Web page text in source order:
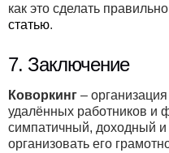
как это сделать
статью.
7. Заключение
Коворкинг –
удалённых работников и
симпатичный, доходный и
организовать его